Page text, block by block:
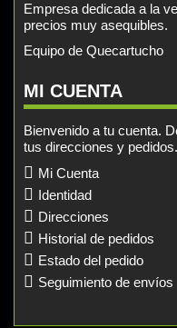
Empresa dedicada a la
precios muy asequibles.
Equipo de Quecartucho
MI CUENTA
Bienvenido a tu cuenta.
tus direcciones y pedidos.
Mi Cuenta
Identidad
Direcciones
Historial de pedidos
Estado del pedido
Seguimiento de envíos